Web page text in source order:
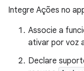
Integre Ações no
Associe a
ativar por voz
Declare